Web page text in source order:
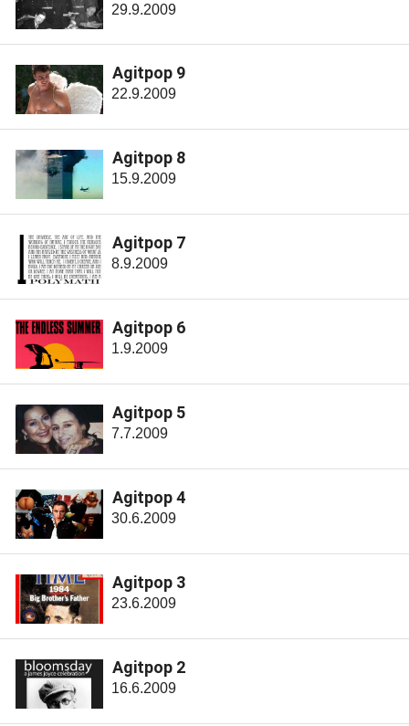
29.9.2009
Agitpop 9
22.9.2009
Agitpop 8
15.9.2009
Agitpop 7
8.9.2009
Agitpop 6
1.9.2009
Agitpop 5
7.7.2009
Agitpop 4
30.6.2009
Agitpop 3
23.6.2009
Agitpop 2
16.6.2009